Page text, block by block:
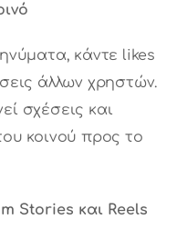
κάντε likes
άλλων χρηστών.
σχέσεις και
κοινού προς το
Stories και Reels